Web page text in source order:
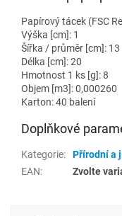
Papírový tácek (FSC
Výška [cm]: 1
Šířka / průměr [cm]: 13
Délka [cm]: 20
Hmotnost 1 ks [g]: 8
Objem [m3]: 0,000260
Karton: 40 balení
Doplňkové
Kategorie:
Přírodní a
EAN: Zvolte